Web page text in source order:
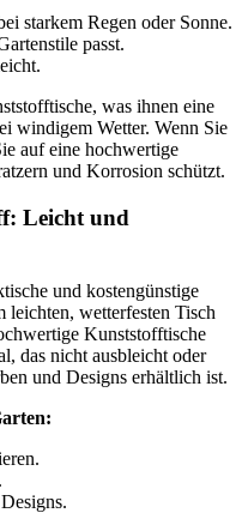
starkem Regen oder Sonne.
passt.
was ihnen eine
windigem Wetter. Wenn Sie
auf eine hochwertige
und Korrosion schützt.
Leicht und
und kostengünstige
leichten, wetterfesten Tisch
Kunststofftische
das nicht ausbleicht oder
und Designs erhältlich ist.